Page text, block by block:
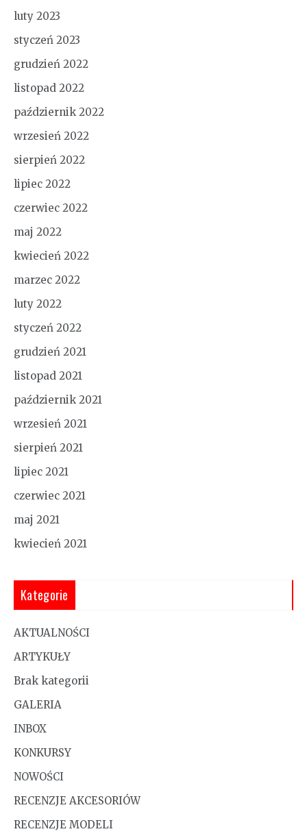
luty 2023
styczeń 2023
grudzień 2022
listopad 2022
październik 2022
wrzesień 2022
sierpień 2022
lipiec 2022
czerwiec 2022
maj 2022
kwiecień 2022
marzec 2022
luty 2022
styczeń 2022
grudzień 2021
listopad 2021
październik 2021
wrzesień 2021
sierpień 2021
lipiec 2021
czerwiec 2021
maj 2021
kwiecień 2021
Kategorie
AKTUALNOŚCI
ARTYKUŁY
Brak kategorii
GALERIA
INBOX
KONKURSY
NOWOŚCI
RECENZJE AKCESORIÓW
RECENZJE MODELI